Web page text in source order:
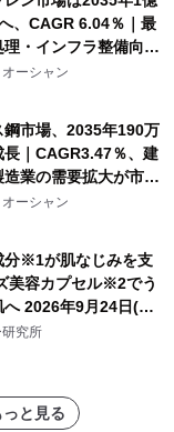
、CAGR 6.04％｜最
・インフラ整備向け
ーシャン
鋼市場、2035年190万
長｜CAGR3.47％、建
業の需要拡大が市場
ーシャン
分※1が肌なじみを支
美容カプセル※2でう
2026年9月24日(木)
新発売 『ディープモ
究所
と見る